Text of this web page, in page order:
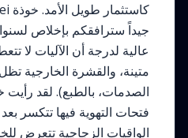
جيداً سترافقكم بإخلاص
عالية لدرجة أن الآليات لا
متينة، والقشرة الخارجية
الصدمات، بالطبع). لقد
فتحات التهوية فيها تتكسر
الواقيات الزجاجية تتعرض